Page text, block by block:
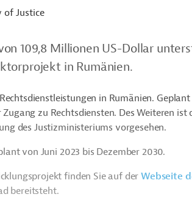
Justice
109,8 Millionen US-Dollar
in Rumänien.
in Rumänien.
zu Rechtsdiensten. Des Weiteren
des Justizministeriums vorgesehen.
von Juni 2023 bis Dezember 2030.
finden Sie auf derWebseite
bereitsteht.